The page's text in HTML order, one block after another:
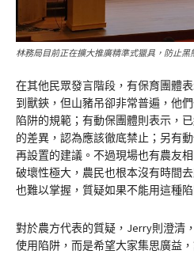
林務局目前正在擴大推廣精準式獵具，防止
在其他民眾發言階段，有保育團體
到獸鋏，但山豬吊卻非常普遍，他
陷阱的規範；有動保團體則表示，
的差異，認為應該徹底禁止；另有
再設置的建議。不過現場也有農友
破壞性極大，農民也根本沒有時間
也難以掌握，質疑如果不能用這種
對於農方代表的質疑，Jerry則澄清
使用陷阱，而是希望大家集思廣益